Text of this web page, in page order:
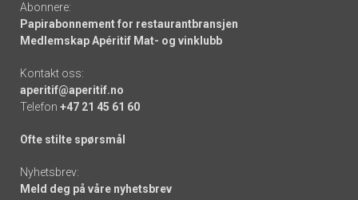
Abonnere:
Papirabonnement for restaurantbransjen
Medlemskap Apéritif Mat- og vinklubb
Kontakt oss:
aperitif@aperitif.no
Telefon +47 21 45 61 60
Ofte stilte spørsmål
Nyhetsbrev:
Meld deg på våre nyhetsbrev